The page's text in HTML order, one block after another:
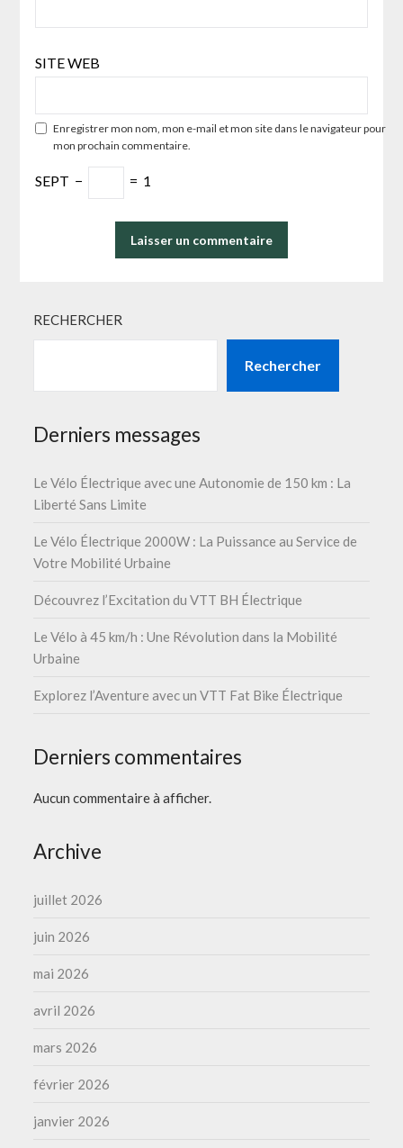
SITE WEB
Enregistrer mon nom, mon e-mail et mon site dans le navigateur pour
mon prochain commentaire.
SEPT − = 1
RECHERCHER
Rechercher
Derniers messages
Le Vélo Électrique avec une Autonomie de 150 km : La
Liberté Sans Limite
Le Vélo Électrique 2000W : La Puissance au Service de
Votre Mobilité Urbaine
Découvrez l’Excitation du VTT BH Électrique
Le Vélo à 45 km/h : Une Révolution dans la Mobilité
Urbaine
Explorez l’Aventure avec un VTT Fat Bike Électrique
Derniers commentaires
Aucun commentaire à afficher.
Archive
juillet 2026
juin 2026
mai 2026
avril 2026
mars 2026
février 2026
janvier 2026